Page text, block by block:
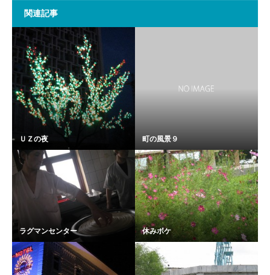
関連記事
ＵＺの夜 町の風景９
ラグマンセンター 休みボケ